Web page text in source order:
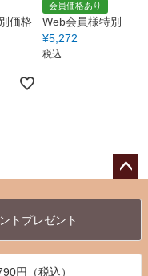
価格
会員価格あり
Web会員様特別価格
¥5,272
税込
へ
トプレゼント
円（税込）